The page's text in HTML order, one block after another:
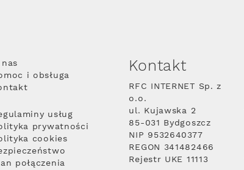
i obsługa
usług
prywatności
cookies
połączenia
Kontakt
RFC INTERNET Sp. z
o.o.
ul. Kujawska 2
85-031 Bydgoszcz
NIP 9532640377
REGON 341482466
Rejestr UKE 11113